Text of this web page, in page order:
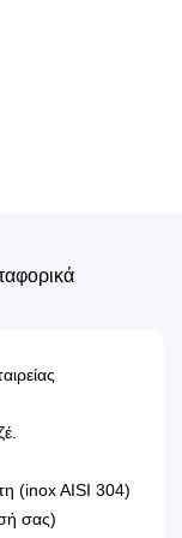
(inox AISI 304)
σας)